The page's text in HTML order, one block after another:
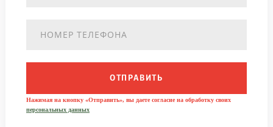
ОТПРАВИТЬ
Нажимая на кнопку «Отправить», вы даете согласие на обработку своих
персональных данных